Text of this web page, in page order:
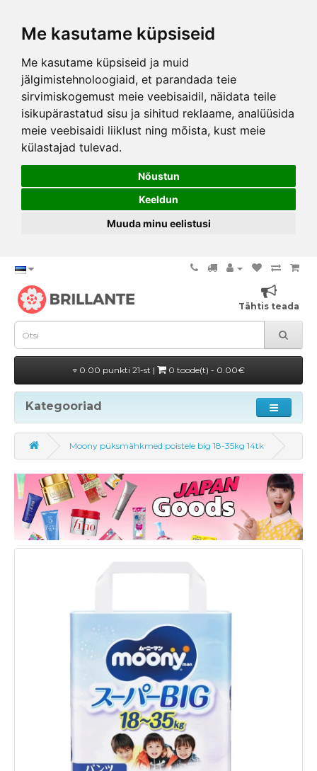
Me kasutame küpsiseid
Me kasutame küpsiseid ja muid
jälgimistehnoloogiaid, et parandada teie
sirvimiskogemust meie veebisaidil, näidata teile
isikupärastatud sisu ja sihitud reklaame, analüüsida
meie veebisaidi liiklust ning mõista, kust meie
külastajad tulevad.
Nõustun
Keeldun
Muuda minu eelistusi
Tähtis teada
0.00 punkti 21-st | 0 toode(t) - 0.00€
Kategooriad
Moony püksmähkmed poistele big 18-35kg 14tk